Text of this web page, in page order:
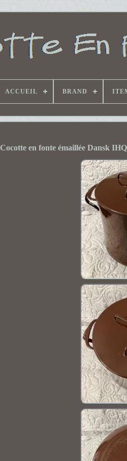
ACCUEIL BRAND
Cocotte en fonte émaillée Dansk